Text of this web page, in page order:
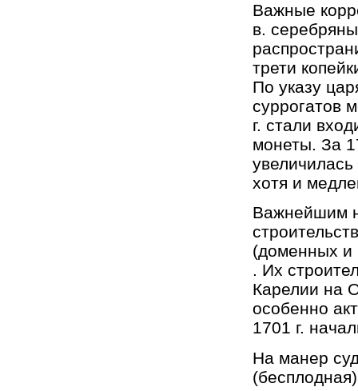
Важные
в.
трети
По указу
суррогатов
г. стали
монеты. За
хотя и
Важнейшим
(доменных и
. Их
Карелии на
особенно
1701 г.
На манер